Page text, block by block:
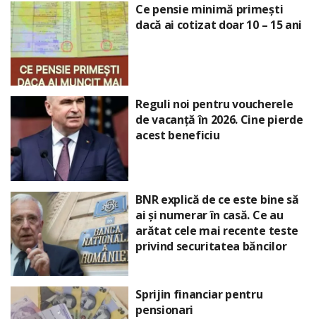
Ce pensie minimă primești
dacă ai cotizat doar 10 – 15 ani
Reguli noi pentru voucherele
de vacanță în 2026. Cine pierde
acest beneficiu
BNR explică de ce este bine să
ai și numerar în casă. Ce au
arătat cele mai recente teste
privind securitatea băncilor
Sprijin financiar pentru
pensionari